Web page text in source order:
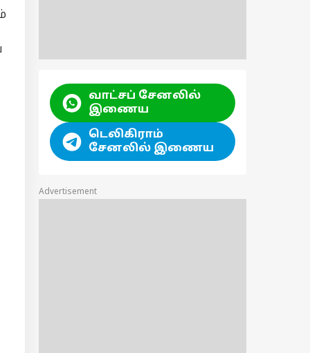
வாட்சப் சேனலில்
இணைய
டெலிகிராம்
சேனலில் இணைய
Advertisement